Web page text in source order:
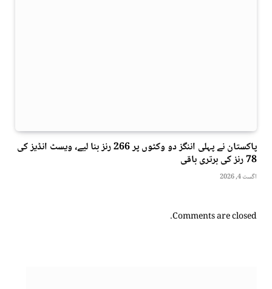
پاکستان نے پہلی اننگز دو وکٹوں پر 266 رنز بنا لیے، ویسٹ انڈیز کی
78 رنز کی برتری باقی
اگست 4, 2026
Comments are closed.